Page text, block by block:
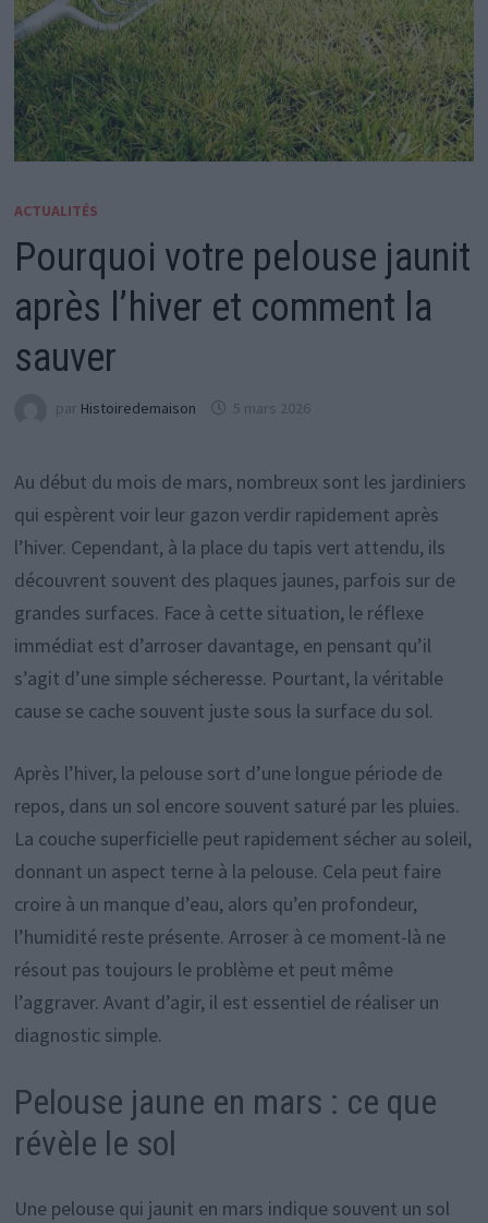
ACTUALITÉS
Pourquoi votre pelouse jaunit
après l’hiver et comment la
sauver
par Histoiredemaison 5 mars 2026
Au début du mois de mars, nombreux sont les jardiniers
qui espèrent voir leur gazon verdir rapidement après
l’hiver. Cependant, à la place du tapis vert attendu, ils
découvrent souvent des plaques jaunes, parfois sur de
grandes surfaces. Face à cette situation, le réflexe
immédiat est d’arroser davantage, en pensant qu’il
s’agit d’une simple sécheresse. Pourtant, la véritable
cause se cache souvent juste sous la surface du sol.
Après l’hiver, la pelouse sort d’une longue période de
repos, dans un sol encore souvent saturé par les pluies.
La couche superficielle peut rapidement sécher au soleil,
donnant un aspect terne à la pelouse. Cela peut faire
croire à un manque d’eau, alors qu’en profondeur,
l’humidité reste présente. Arroser à ce moment-là ne
résout pas toujours le problème et peut même
l’aggraver. Avant d’agir, il est essentiel de réaliser un
diagnostic simple.
Pelouse jaune en mars : ce que
révèle le sol
Une pelouse qui jaunit en mars indique souvent un sol